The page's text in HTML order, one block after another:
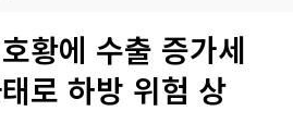
황에 수출 증가세
로 하방 위험 상